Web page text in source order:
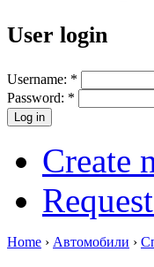
User login
Username: *
Password: *
Create
Home › Автомобили ›